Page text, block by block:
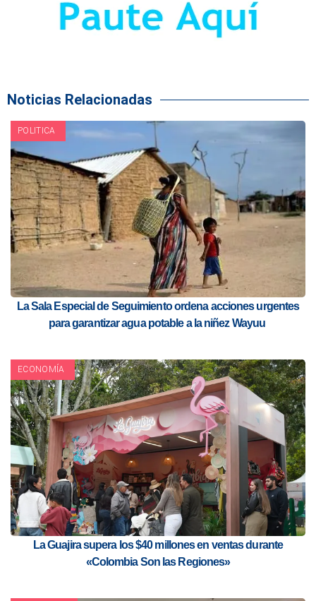
Noticias Relacionadas
POLITICA
La Sala Especial de Seguimiento ordena acciones urgentes
para garantizar agua potable a la niñez Wayuu
ECONOMÍA
La Guajira supera los $40 millones en ventas durante
«Colombia Son las Regiones»